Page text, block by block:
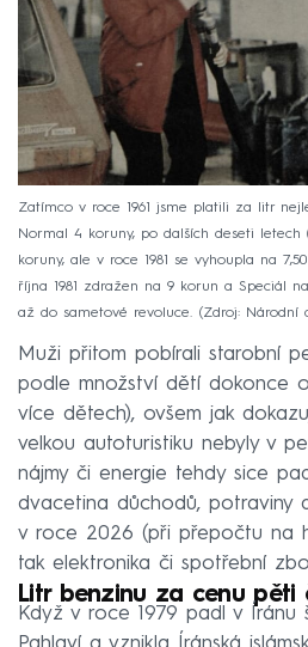
Zatímco v roce 1961 jsme platili za litr
Normal 4 koruny, po dalších deseti letech
koruny, ale v roce 1981 se vyhoupla na
října 1981 zdražen na 9 korun a Speciál
až do sametové revoluce.
Zdroj: Národní
Muži přitom pobírali starobní
podle množství dětí dokonce
více dětech), ovšem jak
velkou autoturistiku nebyly v
nájmy či energie tehdy sice
dvacetina důchodů, potraviny
v roce 2026 (při přepočtu na
tak elektronika či spotřební
Litr benzinu za cenu pěti
Když v roce 1979 padl v Íránu